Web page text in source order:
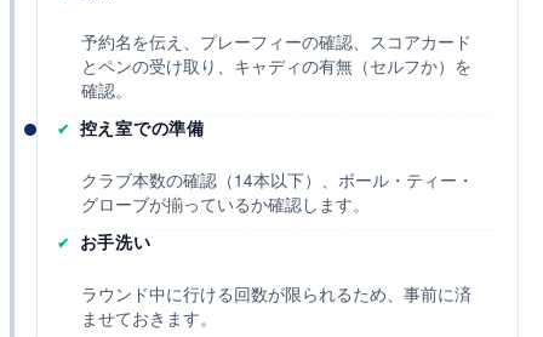
予約名を伝え、プレーフィーの確認、スコアカード
とペンの受け取り、キャディの有無（セルフか）を
確認。
控え室での準備
クラブ本数の確認（14本以下）、ボール・ティー・
グローブが揃っているか確認します。
お手洗い
ラウンド中に行ける回数が限られるため、事前に済
ませておきます。